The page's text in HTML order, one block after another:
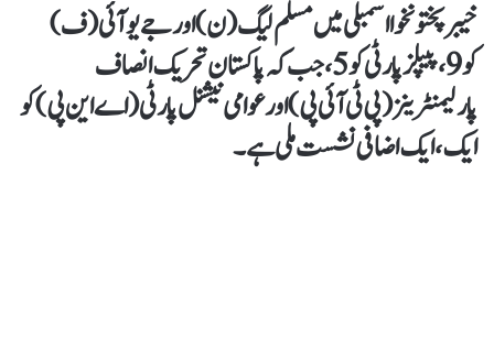
خیبرپختونخوا اسمبلی میں مسلم لیگ (ن) اور جے یو آئی (ف)
کو 9، پیپلز پارٹی کو 5، جب کہ پاکستان تحریک انصاف
پارلیمنٹرینز (پی ٹی آئی پی) اور عوامی نیشنل پارٹی (اے این پی) کو
ایک، ایک اضافی نشست ملی ہے۔